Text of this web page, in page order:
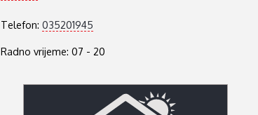
Telefon: 035201945
Radno vrijeme: 07 - 20